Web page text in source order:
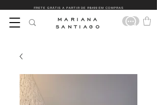
FRETE GRÁTIS A PARTIR DE R$499 EM COMPRAS
MARIANA
SANTIAGO